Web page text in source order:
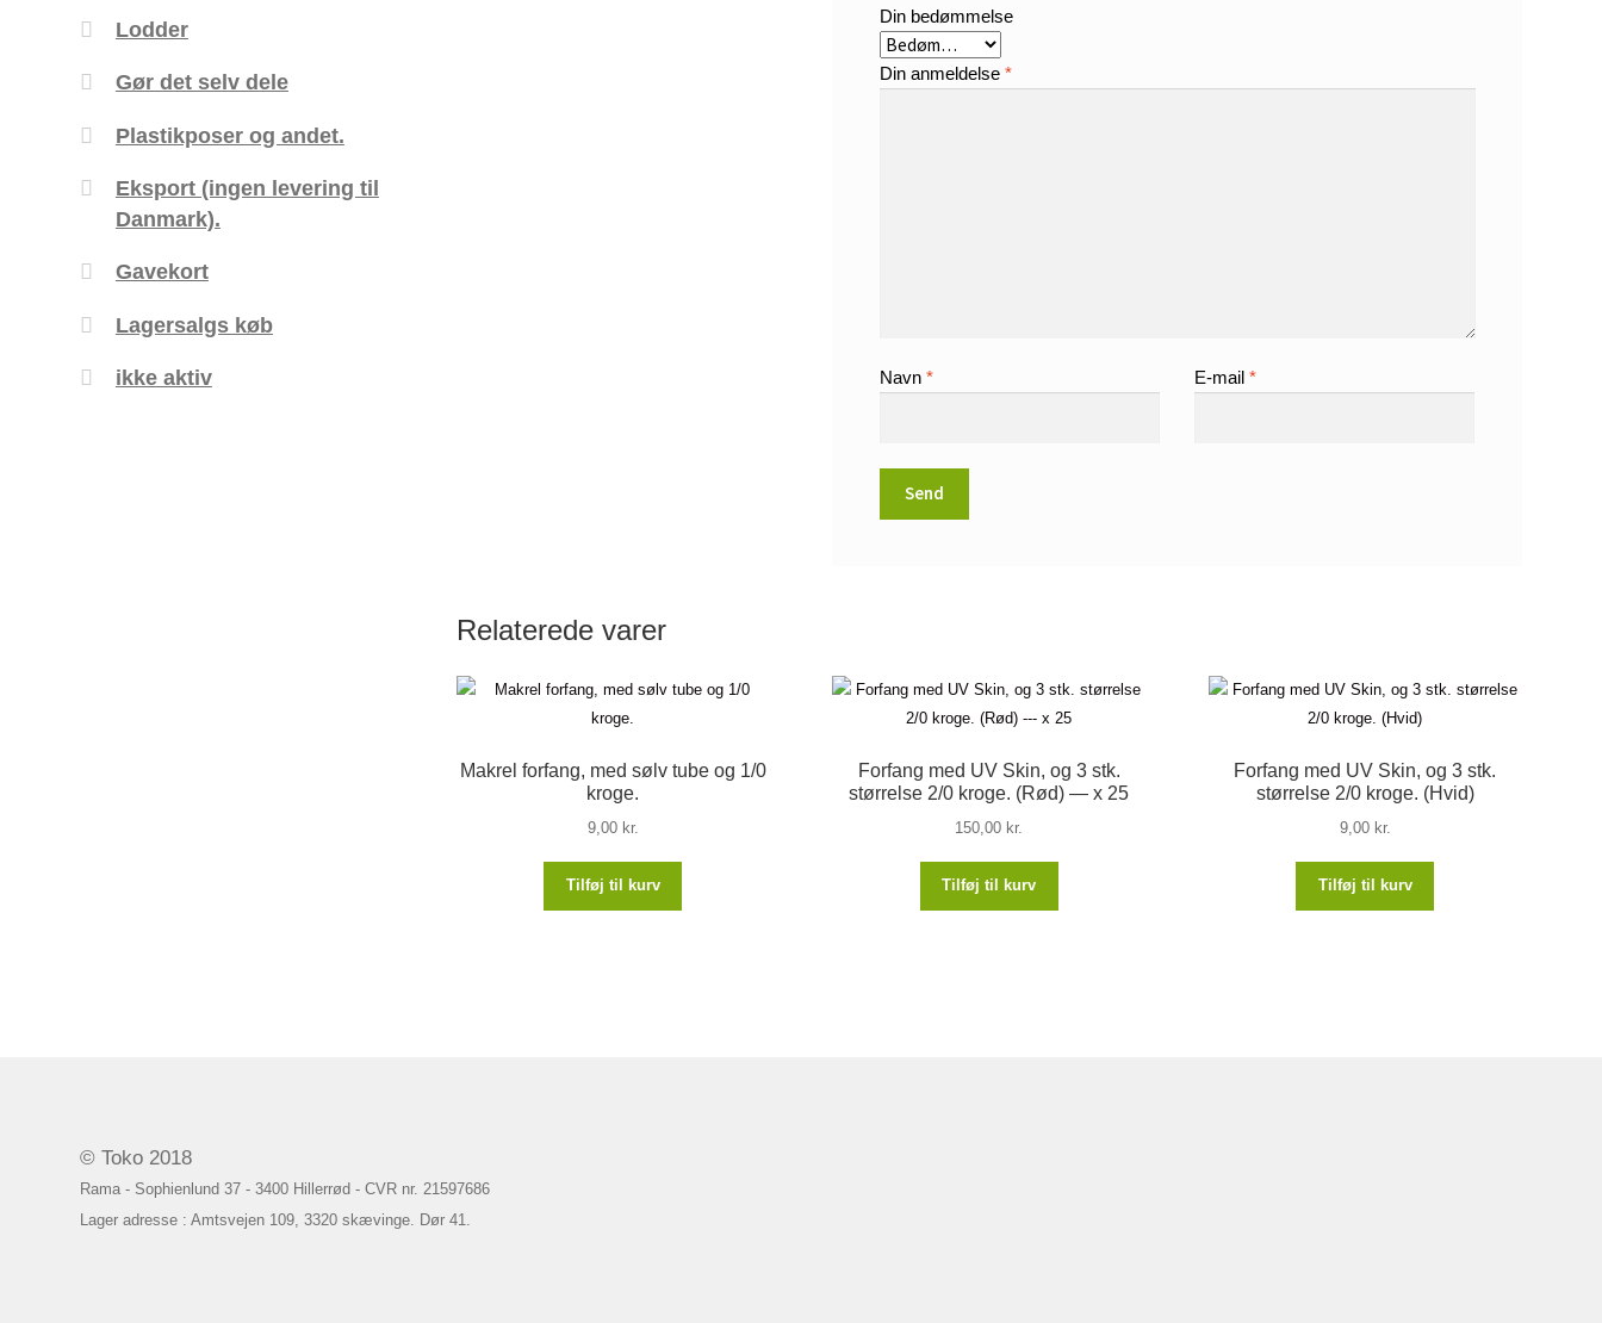
Din bedømmelse
Din anmeldelse *
Navn * E-mail *
Relaterede varer
Makrel forfang, med sølv tube og 1/0
kroge.
9,00 kr.
Tilføj til kurv
Forfang med UV Skin, og 3 stk.
størrelse 2/0 kroge. (Rød) — x 25
150,00 kr.
Tilføj til kurv
Forfang med UV Skin, og 3 stk.
størrelse 2/0 kroge. (Hvid)
9,00 kr.
Tilføj til kurv
Lodder
Gør det selv dele
Plastikposer og andet.
Eksport (ingen levering til
Danmark).
Gavekort
Lagersalgs køb
ikke aktiv
© Toko 2018
Rama - Sophienlund 37 - 3400 Hillerrød - CVR nr. 21597686
Lager adresse : Amtsvejen 109, 3320 skævinge. Dør 41.